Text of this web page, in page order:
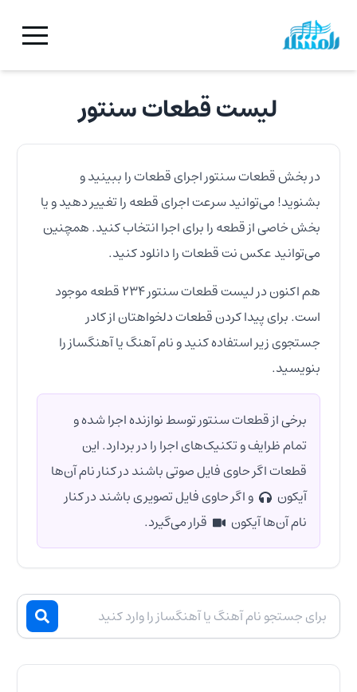
لیست قطعاتسنتور
در بخش قطعاتسنتوراجرای قطعات را ببینید و
بشنوید! می‌توانید سرعت اجرای قطعه را تغییر دهید و یا
بخش خاصی از قطعه را برای اجرا انتخاب کنید. همچنین
می‌توانید عکس نت قطعات را دانلود کنید.
هم اکنون در لیست قطعاتسنتور۲۳۴قطعه موجود
است. برای پیدا کردن قطعات دلخواهتان از کادر
جستجوی زیر استفاده کنید و نام آهنگ یا آهنگساز را
بنویسید.
برخی از قطعات سنتور توسط نوازنده اجرا شده و
تمام ظرایف و تکنیک‌های اجرا را در بردارد. این
قطعات اگر حاوی فایل صوتی باشند در کنار نام آن‌ها
آیکون
و اگر حاوی فایل تصویری باشند در کنار
نام آن‌ها آیکون
قرار می‌گیرد.